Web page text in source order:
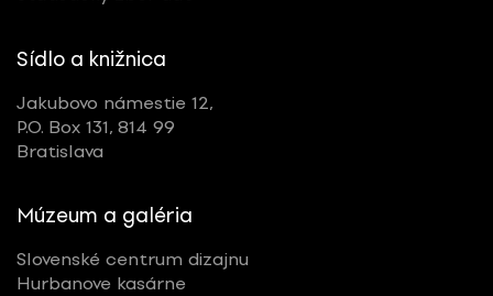
Sídlo a knižnica
Jakubovo námestie 12,
P.O. Box 131, 814 99
Bratislava
Múzeum a galéria
Slovenské centrum dizajnu
Hurbanove kasárne